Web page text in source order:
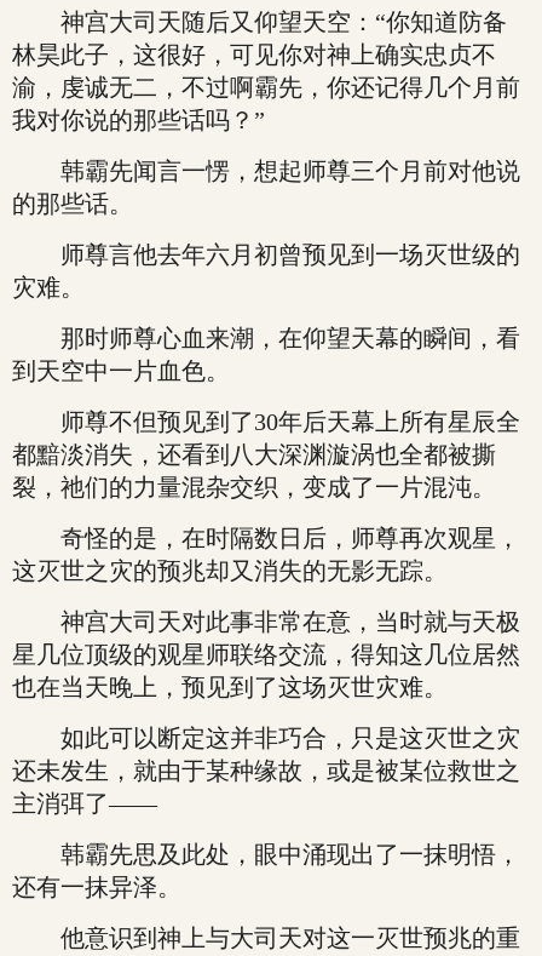
神宫大司天随后又仰望天空：“你知道防备
林昊此子，这很好，可见你对神上确实忠贞不
渝，虔诚无二，不过啊霸先，你还记得几个月前
我对你说的那些话吗？”
韩霸先闻言一愣，想起师尊三个月前对他说
的那些话。
师尊言他去年六月初曾预见到一场灭世级的
灾难。
那时师尊心血来潮，在仰望天幕的瞬间，看
到天空中一片血色。
师尊不但预见到了30年后天幕上所有星辰全
都黯淡消失，还看到八大深渊漩涡也全都被撕
裂，祂们的力量混杂交织，变成了一片混沌。
奇怪的是，在时隔数日后，师尊再次观星，
这灭世之灾的预兆却又消失的无影无踪。
神宫大司天对此事非常在意，当时就与天极
星几位顶级的观星师联络交流，得知这几位居然
也在当天晚上，预见到了这场灭世灾难。
如此可以断定这并非巧合，只是这灭世之灾
还未发生，就由于某种缘故，或是被某位救世之
主消弭了——
韩霸先思及此处，眼中涌现出了一抹明悟，
还有一抹异泽。
他意识到神上与大司天对这一灭世预兆的重